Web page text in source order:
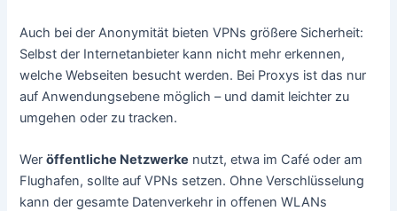
Auch bei der Anonymität bieten VPNs größere Sicherheit:
Selbst der Internetanbieter kann nicht mehr erkennen,
welche Webseiten besucht werden. Bei Proxys ist das nur
auf Anwendungsebene möglich – und damit leichter zu
umgehen oder zu tracken.
Weröffentliche Netzwerke nutzt, etwa im Café oder am
Flughafen, sollte auf VPNs setzen. Ohne Verschlüsselung
kann der gesamte Datenverkehr in offenen WLANs